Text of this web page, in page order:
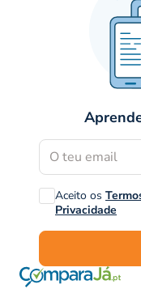
Aceito os
Privacidade